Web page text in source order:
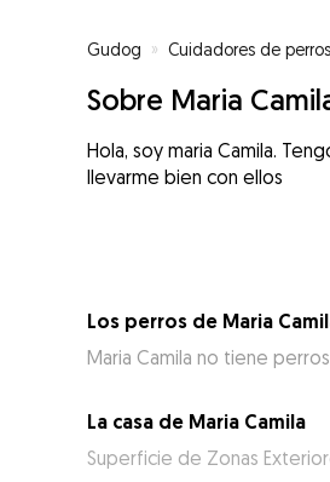
Gudog » Cuidadores de perros
Sobre Maria
Hola, soy maria Camila.
llevarme bien con ellos
Los perros de Maria
Maria Camila no tiene
La casa de Maria Camila
Superficie de Zonas